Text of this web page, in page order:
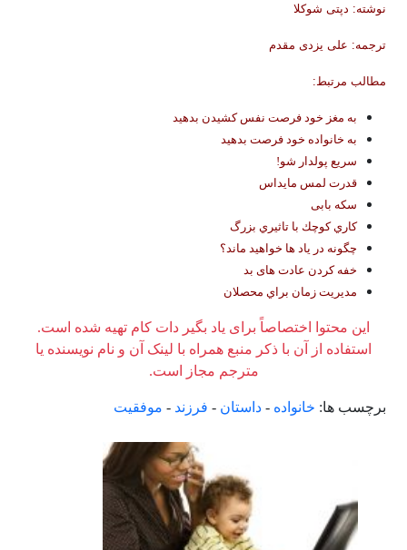
نوشته: دپتی شوکلا
ترجمه: علی یزدی مقدم
مطالب مرتبط:
به مغز خود فرصت نفس کشیدن بدهید
به خانواده خود فرصت بدهید
سریع پولدار شو!
قدرت لمس مایداس
سکه بابی
كاري كوچك با تاثيري بزرگ
چگونه در ياد ها خواهيد ماند؟
خفه کردن عادت های بد
مديريت زمان براي محصلان
این محتوا اختصاصاً برای یاد بگیر دات کام تهیه شده است.
استفاده از آن با ذکر منبع همراه با لینک آن و نام نویسنده یا
مترجم مجاز است.
برچسب ها: خانواده - داستان - فرزند - موفقیت